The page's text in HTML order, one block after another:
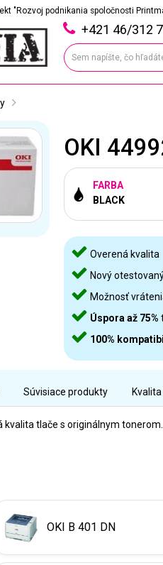
"Rozvoj podnikania spoločnosti
+421 46/312
OKI
FARBA
BLACK
Overená kvalita
Nový
Možnosť
Úspora až 75%
100%
Súvisiace produkty
kvalita tlače s originálnym tonerom.
OKI B 401 DN